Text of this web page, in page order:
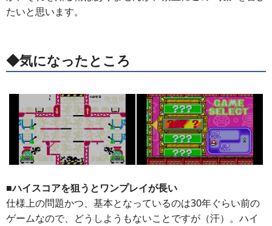
たいと思います。
◆気になったところ
■ハイスコアを狙うとワンプレイが長い
仕様上の問題かつ、基本となっているのは30年ぐらい前の
ゲームなので、どうしようもないことですが（汗）。ハイ